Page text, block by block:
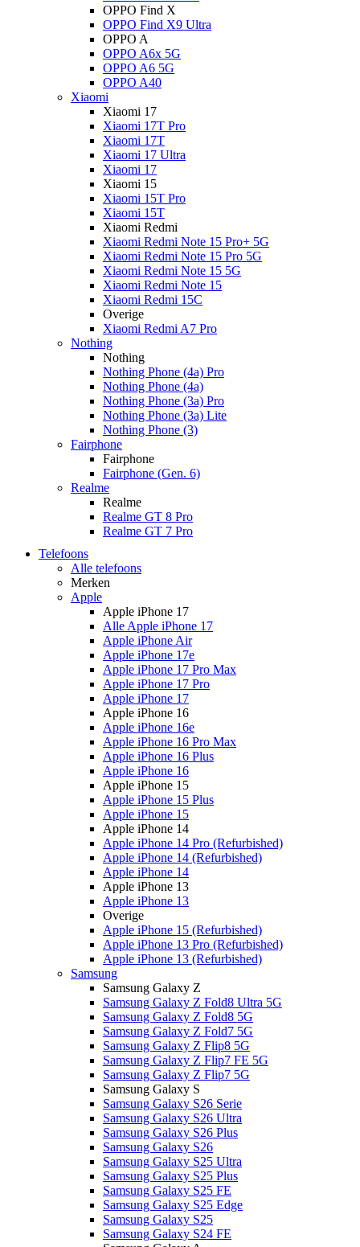
OPPO Find X
OPPO Find X9 Ultra
OPPO A
OPPO A6x 5G
OPPO A6 5G
OPPO A40
Xiaomi
Xiaomi 17
Xiaomi 17T Pro
Xiaomi 17T
Xiaomi 17 Ultra
Xiaomi 17
Xiaomi 15
Xiaomi 15T Pro
Xiaomi 15T
Xiaomi Redmi
Xiaomi Redmi Note 15 Pro+ 5G
Xiaomi Redmi Note 15 Pro 5G
Xiaomi Redmi Note 15 5G
Xiaomi Redmi Note 15
Xiaomi Redmi 15C
Overige
Xiaomi Redmi A7 Pro
Nothing
Nothing
Nothing Phone (4a) Pro
Nothing Phone (4a)
Nothing Phone (3a) Pro
Nothing Phone (3a) Lite
Nothing Phone (3)
Fairphone
Fairphone
Fairphone (Gen. 6)
Realme
Realme
Realme GT 8 Pro
Realme GT 7 Pro
Telefoons
Alle telefoons
Merken
Apple
Apple iPhone 17
Alle Apple iPhone 17
Apple iPhone Air
Apple iPhone 17e
Apple iPhone 17 Pro Max
Apple iPhone 17 Pro
Apple iPhone 17
Apple iPhone 16
Apple iPhone 16e
Apple iPhone 16 Pro Max
Apple iPhone 16 Plus
Apple iPhone 16
Apple iPhone 15
Apple iPhone 15 Plus
Apple iPhone 15
Apple iPhone 14
Apple iPhone 14 Pro (Refurbished)
Apple iPhone 14 (Refurbished)
Apple iPhone 14
Apple iPhone 13
Apple iPhone 13
Overige
Apple iPhone 15 (Refurbished)
Apple iPhone 13 Pro (Refurbished)
Apple iPhone 13 (Refurbished)
Samsung
Samsung Galaxy Z
Samsung Galaxy Z Fold8 Ultra 5G
Samsung Galaxy Z Fold8 5G
Samsung Galaxy Z Fold7 5G
Samsung Galaxy Z Flip8 5G
Samsung Galaxy Z Flip7 FE 5G
Samsung Galaxy Z Flip7 5G
Samsung Galaxy S
Samsung Galaxy S26 Serie
Samsung Galaxy S26 Ultra
Samsung Galaxy S26 Plus
Samsung Galaxy S26
Samsung Galaxy S25 Ultra
Samsung Galaxy S25 Plus
Samsung Galaxy S25 FE
Samsung Galaxy S25 Edge
Samsung Galaxy S25
Samsung Galaxy S24 FE